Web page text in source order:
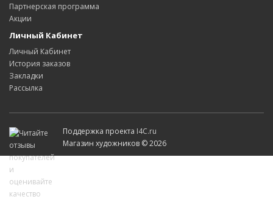
Партнерская программа
Акции
Личный Кабинет
Личный Кабинет
История заказов
Закладки
Рассылка
Поддержка проекта I4C.ru
Магазин художников © 2026